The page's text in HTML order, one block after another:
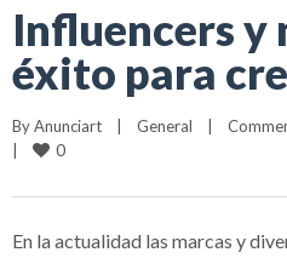
Influencers y
éxito para
By Anunciart | General |
|
0
En la actualidad las marcas y